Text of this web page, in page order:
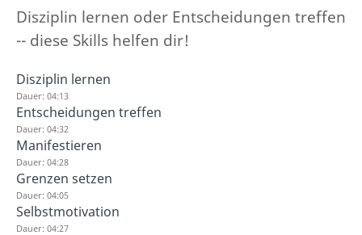
Disziplin lernen oder Entscheidungen treffen
-- diese Skills helfen dir!
Disziplin lernen
Dauer: 04:13
Entscheidungen treffen
Dauer: 04:32
Manifestieren
Dauer: 04:28
Grenzen setzen
Dauer: 04:05
Selbstmotivation
Dauer: 04:27